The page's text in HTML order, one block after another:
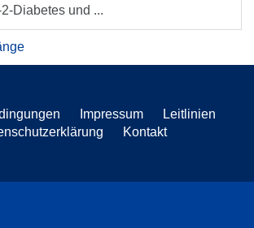
Diabetes und ...
Impressum
Leitlinien
Kontakt